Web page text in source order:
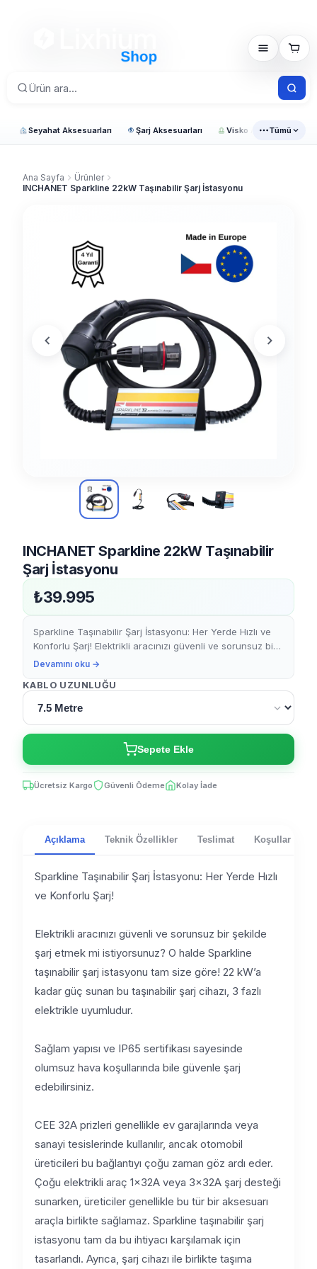
Seyahat Aksesuarları Şarj Aksesuarları Visko Araç Ürünleri
Tümü
Ana Sayfa
Ürünler
INCHANET Sparkline 22kW Taşınabilir Şarj İstasyonu
INCHANET Sparkline 22kW Taşınabilir
Şarj İstasyonu
₺39.995
Sparkline Taşınabilir Şarj İstasyonu: Her Yerde Hızlı ve
Konforlu Şarj! Elektrikli aracınızı güvenli ve sorunsuz bir
şekilde şarj etmek mi istiyorsunuz? O halde...
Devamını oku →
KABLO UZUNLUĞU
Sepete Ekle
Ücretsiz Kargo Güvenli Ödeme Kolay İade
Açıklama Teknik Özellikler Teslimat Koşullar
Sparkline Taşınabilir Şarj İstasyonu: Her Yerde Hızlı
ve Konforlu Şarj!
Elektrikli aracınızı güvenli ve sorunsuz bir şekilde
şarj etmek mi istiyorsunuz? O halde Sparkline
taşınabilir şarj istasyonu tam size göre! 22 kW’a
kadar güç sunan bu taşınabilir şarj cihazı, 3 fazlı
elektrikle uyumludur.
Sağlam yapısı ve IP65 sertifikası sayesinde
olumsuz hava koşullarında bile güvenle şarj
edebilirsiniz.
CEE 32A prizleri genellikle ev garajlarında veya
sanayi tesislerinde kullanılır, ancak otomobil
üreticileri bu bağlantıyı çoğu zaman göz ardı eder.
Çoğu elektrikli araç 1x32A veya 3x32A şarj desteği
sunarken, üreticiler genellikle bu tür bir aksesuarı
araçla birlikte sağlamaz. Sparkline taşınabilir şarj
istasyonu tam da bu ihtiyacı karşılamak için
tasarlandı. Ayrıca, şarj cihazı ile birlikte taşıma